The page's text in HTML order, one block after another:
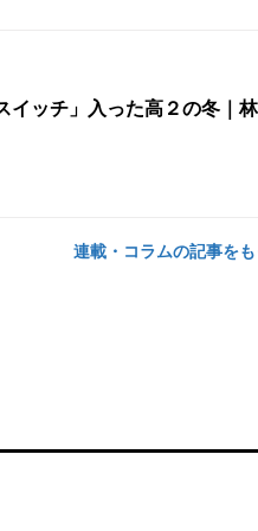
イッチ」入った高２の冬｜
連載・コラムの記事を